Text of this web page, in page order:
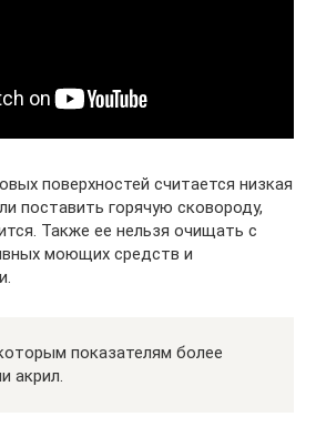
поверхностей считается низкая
поставить горячую сковороду,
Также ее нельзя очищать с
моющих средств и
показателям более
акрил.